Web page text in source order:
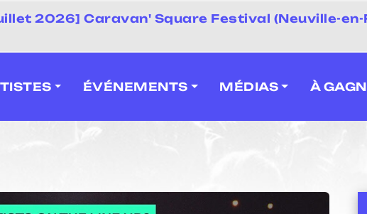
2026] Caravan' Square Festival (Neuville-
ÉVÉNEMENTS MÉDIAS À